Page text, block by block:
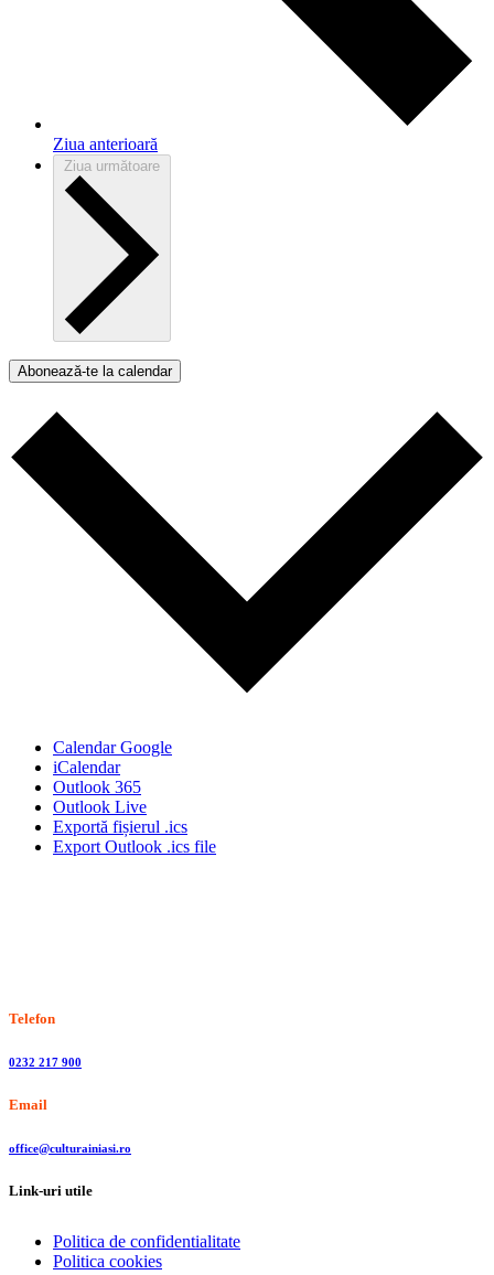
Ziua anterioară
Abonează-te la calendar
Calendar Google
iCalendar
Outlook 365
Outlook Live
Exportă fișierul .ics
Export Outlook .ics file
Telefon
0232 217 900
Email
office@culturainiasi.ro
Link-uri utile
Politica de confidentialitate
Politica cookies